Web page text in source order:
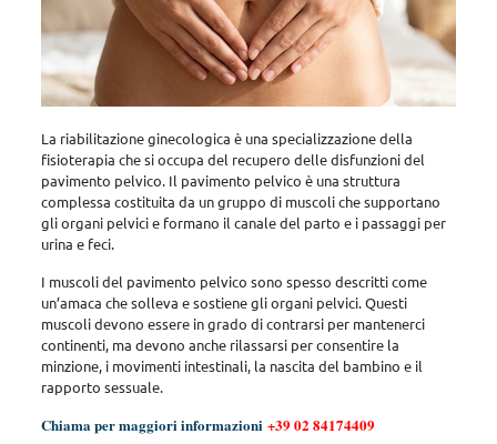
La riabilitazione ginecologica è una specializzazione della
fisioterapia che si occupa del recupero delle disfunzioni del
pavimento pelvico. Il pavimento pelvico è una struttura
complessa costituita da un gruppo di muscoli che supportano
gli organi pelvici e formano il canale del parto e i passaggi per
urina e feci.
I muscoli del pavimento pelvico sono spesso descritti come
un’amaca che solleva e sostiene gli organi pelvici. Questi
muscoli devono essere in grado di contrarsi per mantenerci
continenti, ma devono anche rilassarsi per consentire la
minzione, i movimenti intestinali, la nascita del bambino e il
rapporto sessuale.
Chiama per maggiori informazioni +39 02 84174409